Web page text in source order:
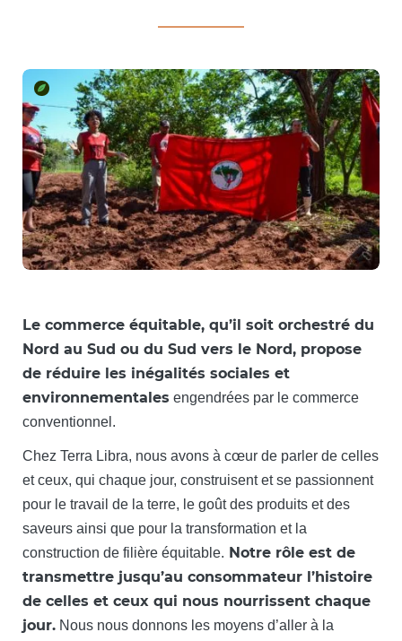
Le commerce équitable, qu’il soit orchestré du
Nord au Sud ou du Sud vers le Nord, propose
de réduire les inégalités sociales et
environnementales engendrées par le commerce
conventionnel.
Chez Terra Libra, nous avons à cœur de parler de celles
et ceux, qui chaque jour, construisent et se passionnent
pour le travail de la terre, le goût des produits et des
saveurs ainsi que pour la transformation et la
construction de filière équitable. Notre rôle est de
transmettre jusqu’au consommateur l’histoire
de celles et ceux qui nous nourrissent chaque
jour. Nous nous donnons les moyens d’aller à la